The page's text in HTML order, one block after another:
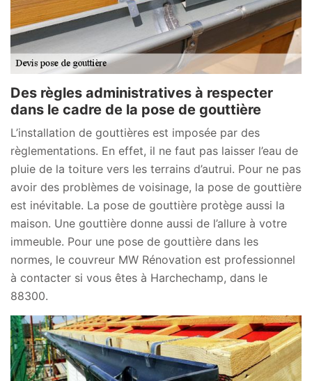
Des règles administratives à respecter
dans le cadre de la pose de gouttière
L’installation de gouttières est imposée par des
règlementations. En effet, il ne faut pas laisser l’eau de
pluie de la toiture vers les terrains d’autrui. Pour ne pas
avoir des problèmes de voisinage, la pose de gouttière
est inévitable. La pose de gouttière protège aussi la
maison. Une gouttière donne aussi de l’allure à votre
immeuble. Pour une pose de gouttière dans les
normes, le couvreur MW Rénovation est professionnel
à contacter si vous êtes à Harchechamp, dans le
88300.